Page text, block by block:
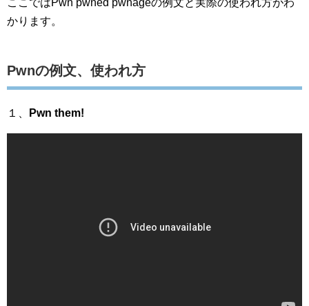
ここではPwn pwned pwnageの例文と実際の使われ方がわ
かります。
Pwnの例文、使われ方
１、 Pwn them!